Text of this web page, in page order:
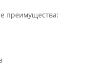
преимущества: